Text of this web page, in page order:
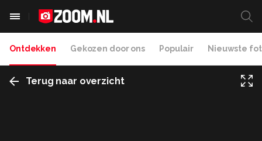
Ontdekken Gekozen door ons Populair Nieuwste
Terug naar overzicht